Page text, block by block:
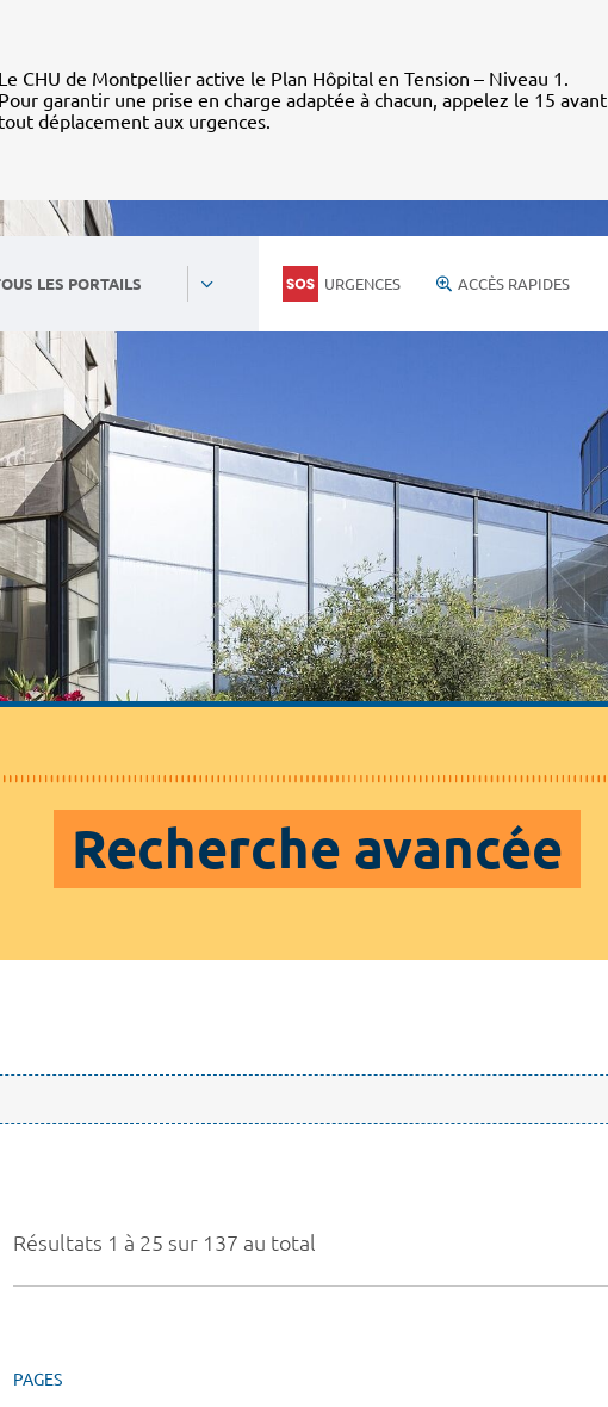
Le CHU de Montpellier active le Plan Hôpital en Tension – Niveau 1.
Pour garantir une prise en charge adaptée à chacun, appelez le 15 avant
tout déplacement aux urgences.
LES PORTAILS URGENCES ACCÈS RAPIDES
Recherche avancée
Résultats 1 à 25 sur 137 au total
PAGES